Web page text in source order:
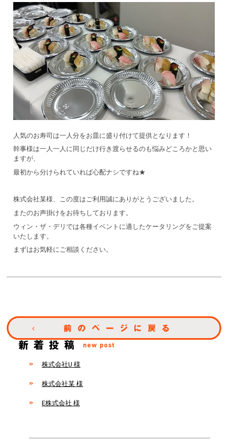
人気のお寿司は一人分をお皿に盛り付けて提供となります！
幹事様は一人一人に同じだけ行き渡らせるのも悩みどころかと思い
ますが、
最初から分けられていれば心配ナシですね★
株式会社某様、この度はご利用誠にありがとうございました。
またのお声掛けをお待ちしております。
ウィン・ザ・デリでは各種イベントに適したケータリングをご提案
いたします。
まずはお気軽にご相談ください。
株式会社U 様
株式会社某 様
E株式会社 様